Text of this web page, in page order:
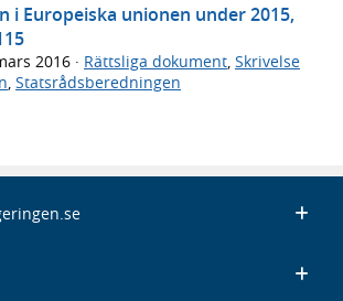
i Europeiska unionen under 2015,
2016 · Rättsliga dokument, Skrivelse
, Statsrådsberedningen